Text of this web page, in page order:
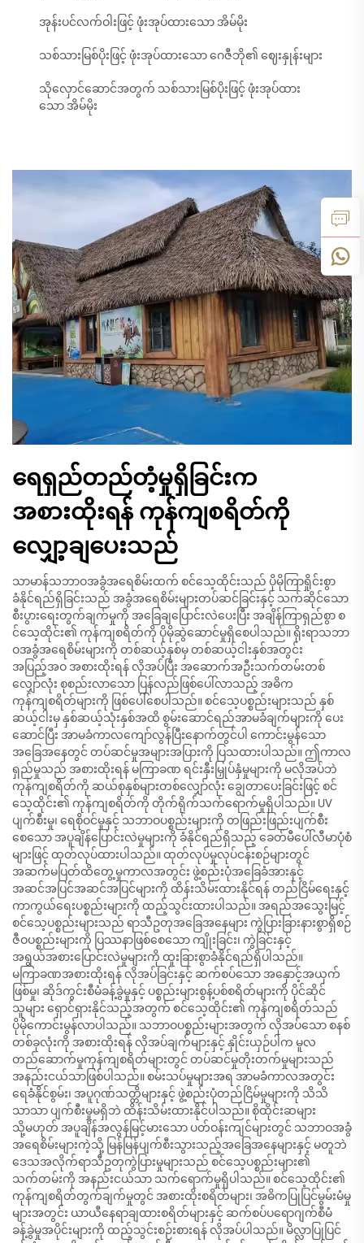
အုန်းပင်လက်ဝါးဖြင့် ဖုံးအုပ်ထားသော အိမ်မိုး
သစ်သားမြစ်ပိုးဖြင့် ဖုံးအုပ်ထားသော ဂေဇီဘို၏ ဈေးနှုန်းများ
သိုလှောင်ဆောင်အတွက် သစ်သားမြစ်ပိုးဖြင့် ဖုံးအုပ်ထား
သော အိမ်မိုး
ရေရှည်တည်တံ့မှုရှိခြင်းက
အစားထိုးရန် ကုန်ကျစရိတ်ကို
လျှော့ချပေးသည်
သာမာန်သဘာဝအခွံအရေစိမ်းထက် စင်သေ့ထိုင်းသည် ပိုမိုကြာရှိုင်းစွာ
ခံနိုင်ရည်ရှိခြင်းသည် အခွံအရေစိမ်းများတပ်ဆင်ခြင်းနှင့် သက်ဆိုင်သော
စီးပွားရေးတွက်ချက်မှုကို အခြေချပြောင်းလဲပေးပြီး အချိန်ကြာရှည်စွာ စ
င်သေ့ထိုင်း၏ ကုန်ကျစရိတ်ကို ပိုမိုဆွဲဆောင်မှုရှိစေပါသည်။ ရိုးရာသဘာ
ဝအခွံအရေစိမ်းများကို တစ်ဆယ့်နှစ်မှ တစ်ဆယ့်ငါးနှစ်အတွင်း
အပြည့်အဝ အစားထိုးရန် လိုအပ်ပြီး အဆောက်အဦးသက်တမ်းတစ်
လျှော်လုံး စုစည်းလာသော ပြန်လည်ဖြစ်ပေါ်လာသည့် အဓိက
ကုန်ကျစရိတ်များကို ဖြစ်ပေါ်စေပါသည်။ စင်သေ့ပစ္စည်းများသည် နှစ်
ဆယ့်ငါးမှ နှစ်ဆယ့်သုံးနှစ်အထိ စွမ်းဆောင်ရည်အာမခံချက်များကို ပေး
ဆောင်ပြီး အာမခံကာလကျော်လွန်ပြီးနောက်တွင်ပါ ကောင်းမွန်သော
အခြေအနေတွင် တပ်ဆင်မှုအများအပြားကို ပြသထားပါသည်။ ဤကာလ
ရှည်မှုသည် အစားထိုးရန် မကြာခဏ ရင်းနှီးမြှုပ်နှံမှုများကို မလိုအပ်ဘဲ
ကုန်ကျစရိတ်ကို ဆယ်စုနှစ်များတစ်လျှော်လုံး ချွေတာပေးခြင်းဖြင့် စင်
သေ့ထိုင်း၏ ကုန်ကျစရိတ်ကို တိုက်ရိုက်သက်ရောက်မှုရှိပါသည်။ UV
ပျက်စီးမှု၊ ရေစိုဝင်မှုနှင့် သဘာဝပစ္စည်းများကို တဖြည်းဖြည်းပျက်စီး
စေသော အပူချိန်ပြောင်းလဲမှုများကို ခံနိုင်ရည်ရှိသည့် ခေတ်မီပေါ်လီမာပုံစံ
များဖြင့် ထုတ်လုပ်ထားပါသည်။ ထုတ်လုပ်မှုလုပ်ငန်းစဉ်များတွင်
အဆက်မပြတ်ထိတွေ့မှုကာလအတွင်း ဖွဲ့စည်းပုံအခြေခံအားနှင့်
အဆင်အပြင်အဆင်အပြင်များကို ထိန်းသိမ်းထားနိုင်ရန် တည်ငြိမ်ရေးနှင့်
ကာကွယ်ရေးပစ္စည်းများကို ထည့်သွင်းထားပါသည်။ အရည်အသွေးမြင့်
စင်သေ့ပစ္စည်းများသည် ရာသီဥတုအခြေအနေများ ကွဲပြားခြားနားစွာရှိစဉ်
ဇီဝပစ္စည်းများကို ပြဿနာဖြစ်စေသော ကျိုးခြင်း၊ ကွဲခြင်းနှင့်
အရွယ်အစားပြောင်းလဲမှုများကို ထူးခြားစွာခံနိုင်ရည်ရှိပါသည်။
မကြာခဏအစားထိုးရန် လိုအပ်ခြင်းနှင့် ဆက်စပ်သော အနှောင့်အယှက်
ဖြစ်မှု၊ ဆိုဒ်ကွင်းစီမံခန့်ခွဲမှုနှင့် ပစ္စည်းများစွန့်ပစ်စရိတ်များကို ပိုင်ဆိုင်
သူများ ရှောင်ရှားနိုင်သည့်အတွက် စင်သေ့ထိုင်း၏ ကုန်ကျစရိတ်သည်
ပိုမိုကောင်းမွန်လာပါသည်။ သဘာဝပစ္စည်းများအတွက် လိုအပ်သော စနစ်
တစ်ခုလုံးကို အစားထိုးရန် လိုအပ်ချက်များနှင့် နှိုင်းယှဉ်ပါက မူလ
တည်ဆောက်မှုကုန်ကျစရိတ်များတွင် တပ်ဆင်မှုတိုးတက်မှုများသည်
အနည်းငယ်သာဖြစ်ပါသည်။ စမ်းသပ်မှုများအရ အာမခံကာလအတွင်း
ရေခံနိုင်စွမ်း၊ အပူဂုဏ်သတ္တိများနှင့် ဖွဲ့စည်းပုံတည်ငြိမ်မှုများကို သိသိ
သာသာ ပျက်စီးမှုမရှိဘဲ ထိန်းသိမ်းထားနိုင်ပါသည်။ စိုထိုင်းဆများ
သို့မဟုတ် အပူချိန်အလွန်မြင့်မားသော ပတ်ဝန်းကျင်များတွင် သဘာဝအခွံ
အရေစိမ်းများကဲ့သို့ မြန်မြန်ပျက်စီးသွားသည့်အခြေအနေများနှင့် မတူဘဲ
ဒေသအလိုက်ရာသီဥတုကွဲပြားမှုများသည် စင်သေ့ပစ္စည်းများ၏
သက်တမ်းကို အနည်းငယ်သာ သက်ရောက်မှုရှိပါသည်။ စင်သေ့ထိုင်း၏
ကုန်ကျစရိတ်တွက်ချက်မှုတွင် အစားထိုးစရိတ်များ၊ အဓိကပြုပြင်မွမ်းမံမှု
များအတွင်း ယာယီနေရာချထားစရိတ်များနှင့် ဆက်စပ်ပရောဂျက်စီမံ
ခန့်ခွဲမှုအပိုင်းများကို ထည့်သွင်းစဉ်းစားရန် လိုအပ်ပါသည်။ မိလ္လာပြုပြင်